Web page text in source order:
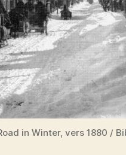
in Winter, vers 1880 /